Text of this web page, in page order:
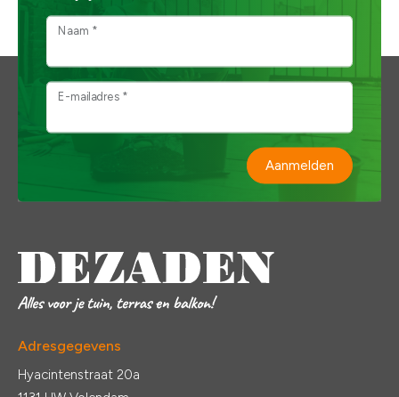
Naam *
E-mailadres *
Aanmelden
Adresgegevens
Hyacintenstraat 20a